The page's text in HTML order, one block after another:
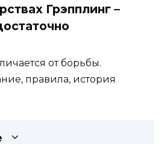
Грэпплинг –
от борьбы.
правила, история